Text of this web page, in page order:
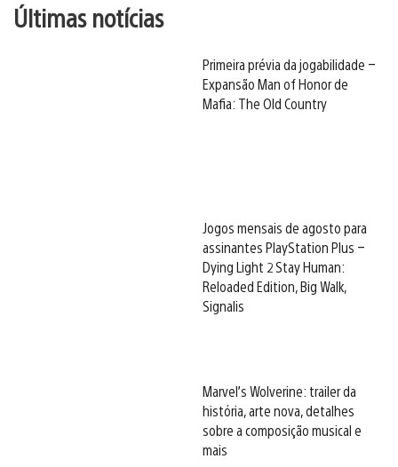
Últimas notícias
Primeira prévia da jogabilidade –
Expansão Man of Honor de
Mafia: The Old Country
Jogos mensais de agosto para
assinantes PlayStation Plus –
Dying Light 2 Stay Human:
Reloaded Edition, Big Walk,
Signalis
Marvel’s Wolverine: trailer da
história, arte nova, detalhes
sobre a composição musical e
mais